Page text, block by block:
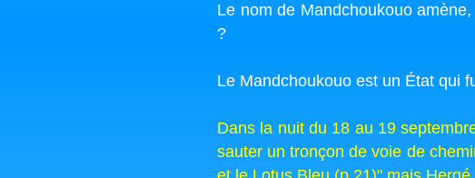
Le nom de Mandchoukouo
?
Le Mandchoukouo est un État qui
Dans la nuit du 18 au 19
sauter un tronçon de voie de